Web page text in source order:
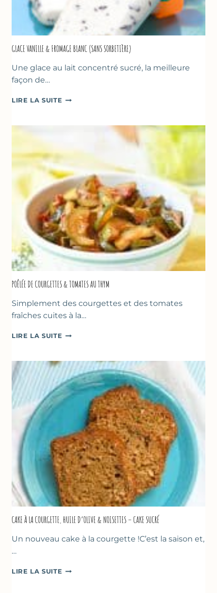
GLACE VANILLE & FROMAGE BLANC (SANS SORBETIÈRE)
Une glace au lait concentré sucré, la meilleure
façon de…
LIRE LA SUITE GLACE
POÊLÉE DE COURGETTES & TOMATES AU THYM
Simplement des courgettes et des tomates
fraîches cuites à la…
LIRE LA SUITE POÊLÉE
&
TOMATES
AU
THYM
CAKE À LA COURGETTE, HUILE D’OLIVE & NOISETTES – CAKE SUCRÉ
Un nouveau cake à la courgette !C’est la saison et,
…
LIRE LA SUITE CAKE